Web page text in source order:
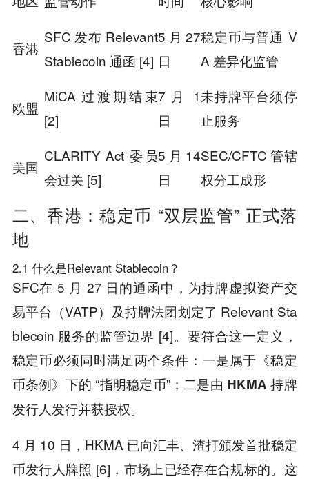
香港
SFC 发布 Relevant
Stablecoin 通函 [4]
5 月 27
日
稳定币与普通 V
A 差异化监管
欧盟
MiCA 过渡期结束
[2]
7 月 1
日
未持牌平台须停
止服务
美国
CLARITY Act 委员
会过关 [5]
5 月 14
日
SEC/CFTC 管辖
权分工成形
二、香港：稳定币 “双层监管” 正式落
地
2.1 什么是Relevant Stablecoin？
SFC在 5 月 27 日的通函中，为持牌虚拟资产交
易平台（VATP）及持牌法团划定了 Relevant Sta
blecoin 服务的监管边界 [4]。要符合这一定义，
稳定币必须同时满足两个条件：一是属于《稳定
币条例》下的 “指明稳定币”；二是由 HKMA持牌
发行人发行并获授权。
4 月 10 日，HKMA 已向汇丰、渣打颁发首批稳定
币发行人牌照 [6]，市场上已经存在合规标的。这